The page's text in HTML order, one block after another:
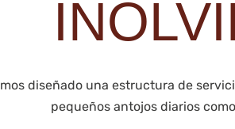
diseñado una estructura de
pequeños antojos diarios